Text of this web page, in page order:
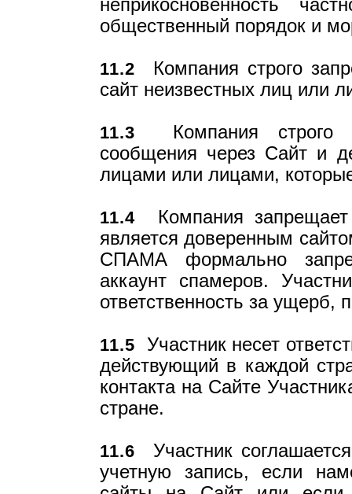
неприкосновенность
общественный порядок и
11.2 Компания строго
сайт неизвестных лиц или
11.3 Компания строго
сообщения через Сайт и
лицами или лицами,
11.4 Компания
является доверенным
СПАМА формально
аккаунт спамеров.
ответственность за ущерб,
11.5 Участник несет
действующий в каждой
контакта на Сайте
стране.
11.6 Участник
учетную запись, если